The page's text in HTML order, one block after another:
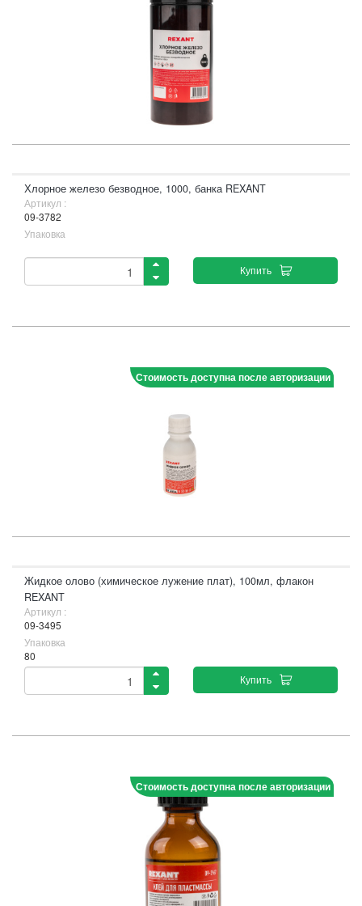
Хлорное железо безводное, 1000, банка REXANT
Артикул :
09-3782
Упаковка
Купить
Стоимость доступна после авторизации
Жидкое олово (химическое лужение плат), 100мл, флакон
REXANT
Артикул :
09-3495
Упаковка
80
Купить
Стоимость доступна после авторизации